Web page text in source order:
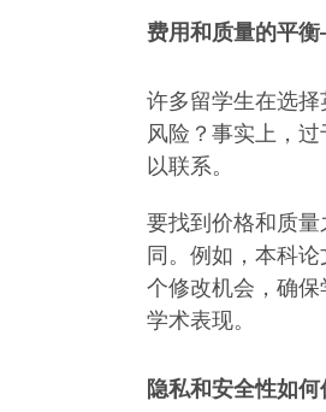
费用和质量的平
许多留学生在选
风险？事实上，
以联系。
要找到价格和质
同。例如，本科
个修改机会，确
学术表现。
隐私和安全性如何